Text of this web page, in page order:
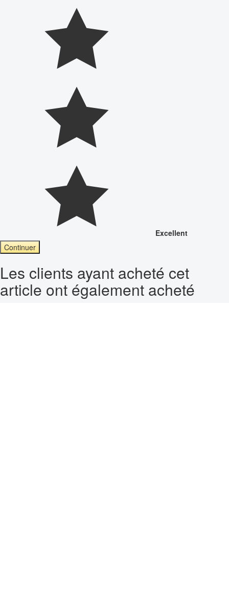
Excellent
Continuer
Les clients ayant acheté cet
article ont également acheté